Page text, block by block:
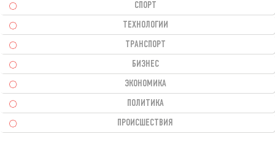
СПОРТ
ТЕХНОЛОГИИ
ТРАНСПОРТ
БИЗНЕС
ЭКОНОМИКА
ПОЛИТИКА
ПРОИСШЕСТВИЯ